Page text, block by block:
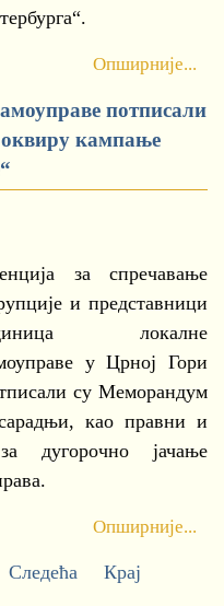
Опширније...
потписали
кампање
за спречавање
и представници
локалне
у Црној Гори
су Меморандум
као правни и
дугорочно јачање
Опширније...
Следећа Крај